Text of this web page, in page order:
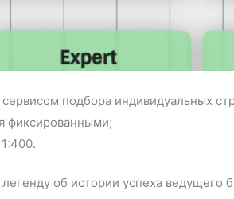
подбора индивидуальных
фиксированными;
об истории успеха